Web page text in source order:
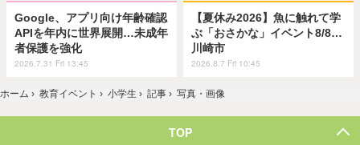
Google、アプリ向け年齢確認
APIを年内に世界展開…未成年
者保護を強化
2026.7.31 Fri 13:45
【夏休み2026】魚に触れて学
ぶ「おさかな」イベント8/8…
川崎市
2026.8.7 Fri 10:45
ホーム › 教育イベント › 小学生 › 記事 › 写真・画像
TOP